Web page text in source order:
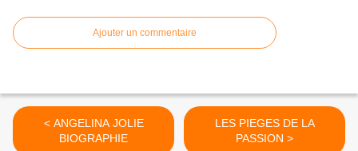
Ajouter un commentaire
< ANGELINA JOLIE
BIOGRAPHIE
LES PIEGES DE LA
PASSION >